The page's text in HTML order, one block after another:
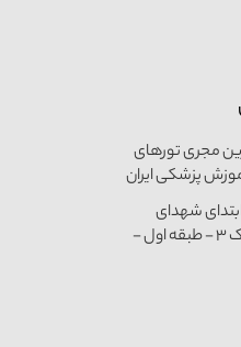
مجری تورهای
پزشکی ایران
شهدای
گمنام –بالای بانک ایران زمین - پلاک ۳ - طبقه اول -